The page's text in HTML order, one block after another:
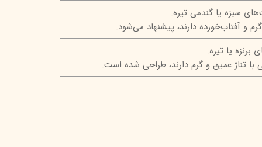
سبزه یا گندمی تیره.
و آفتاب‌خورده دارند، پیشنهاد می‌شود.
یا تیره.
تناژ عمیق و گرم دارند، طراحی شده است.